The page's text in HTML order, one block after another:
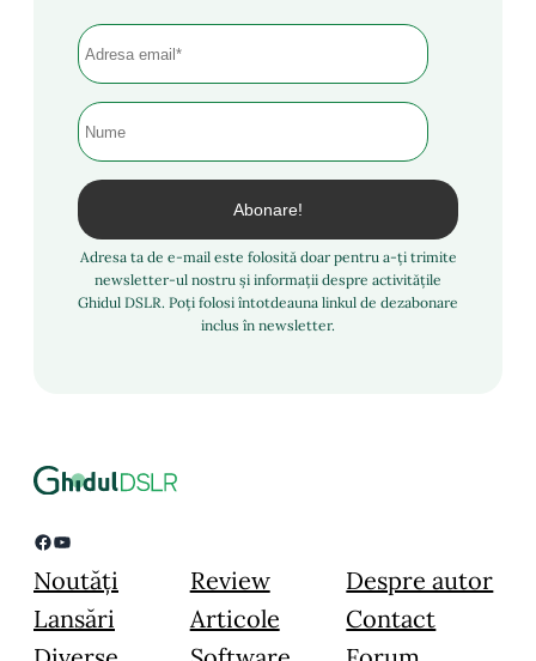
Adresa ta de e-mail este folosită doar pentru a-ți trimite
newsletter-ul nostru și informații despre activitățile
Ghidul DSLR. Poți folosi întotdeauna linkul de dezabonare
inclus în newsletter.
Facebook YouTube
Noutăți
Lansări
Review
Articole
Despre autor
Contact